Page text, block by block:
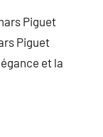
Piguet
Piguet
et la